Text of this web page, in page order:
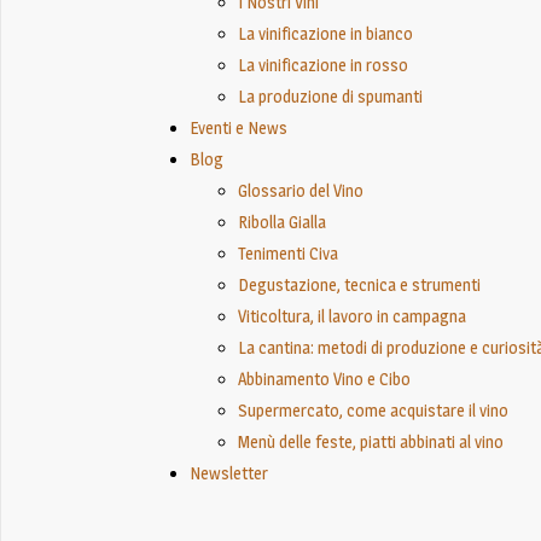
La vinificazione in bianco
La vinificazione in rosso
La produzione di spumanti
Eventi e News
Blog
Glossario del Vino
Ribolla Gialla
Tenimenti Civa
Degustazione, tecnica e strumenti
Viticoltura, il lavoro in campagna
La cantina: metodi di produzione e
Abbinamento Vino e Cibo
Supermercato, come acquistare il vino
Menù delle feste, piatti abbinati al vino
Newsletter